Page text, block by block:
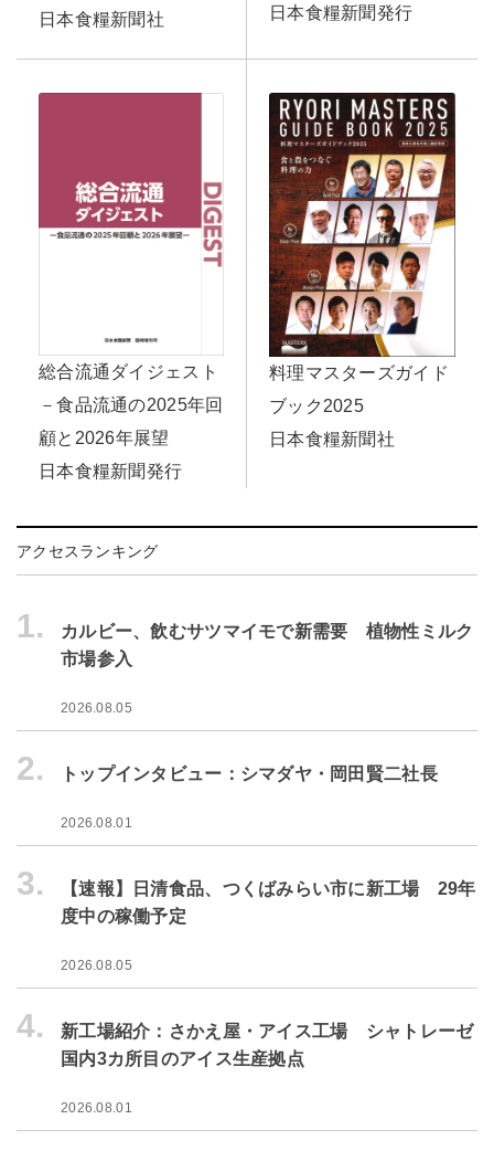
日本食糧新聞社
日本食糧新聞発行
総合流通ダイジェスト
－食品流通の2025年回
顧と2026年展望
日本食糧新聞発行
料理マスターズガイド
ブック2025
日本食糧新聞社
アクセスランキング
1.
カルビー、飲むサツマイモで新需要 植物性ミルク
市場参入
2026.08.05
2. トップインタビュー：シマダヤ・岡田賢二社長
2026.08.01
3.
【速報】日清食品、つくばみらい市に新工場 29年
度中の稼働予定
2026.08.05
4.
新工場紹介：さかえ屋・アイス工場 シャトレーゼ
国内3カ所目のアイス生産拠点
2026.08.01